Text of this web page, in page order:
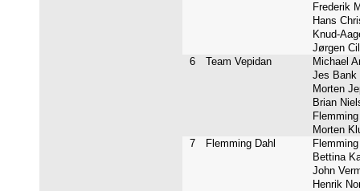
Frederik
Hans
Knud-
Jørgen
6
Team Vepidan
Michael
Jes Bank
Morten
Brian
Morten
7
Flemming Dahl
Bettina
John
Henrik